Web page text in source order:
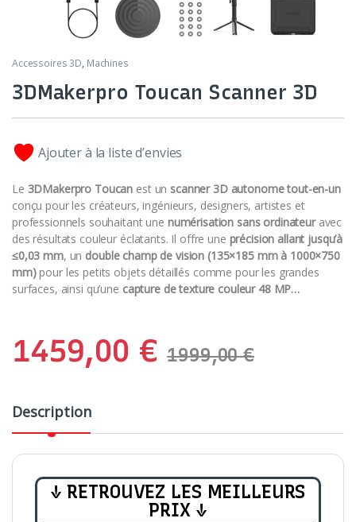
Accessoires 3D, Machines
3DMakerpro Toucan Scanner 3D
Ajouter à la liste d’envies
Le 3DMakerpro Toucan est un scanner 3D autonome tout-en-un
conçu pour les créateurs, ingénieurs, designers, artistes et
professionnels souhaitant une numérisation sans ordinateuravec
des résultats couleur éclatants. Il offre une précision allant jusqu’à
≤0,03 mm, un double champ de vision (135×185 mm à 1000×750
mm)pour les petits objets détaillés comme pour les grandes
surfaces, ainsi qu’une capture de texture couleur 48 MP…
1459,00 € 1999,00€
Description
↓ RETROUVEZ LES MEILLEURS
PRIX ↓